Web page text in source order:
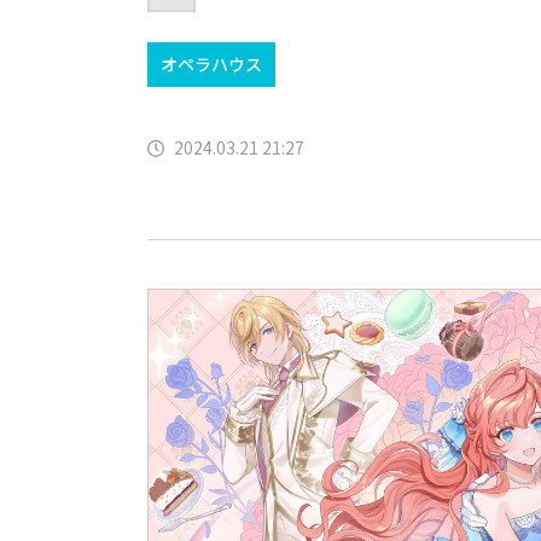
オペラハウス
2024.03.21 21:27